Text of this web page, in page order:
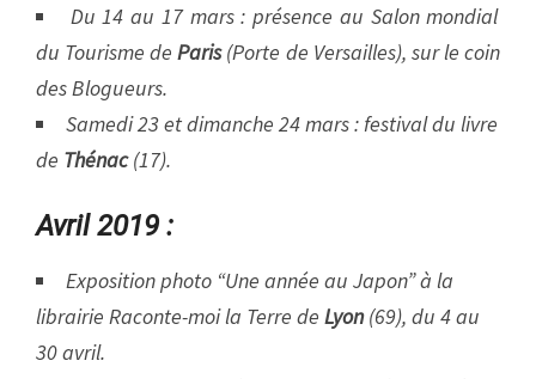
Du 14 au 17 mars : présence au Salon mondial
du Tourisme deParis(Porte de Versailles), sur le coin
des Blogueurs.
Samedi 23 et dimanche 24 mars : festival du livre
de Thénac(17).
Avril 2019 :
Exposition photo “Une année au Japon” à la
librairie Raconte-moi la Terre de Lyon(69), du 4 au
30 avril.